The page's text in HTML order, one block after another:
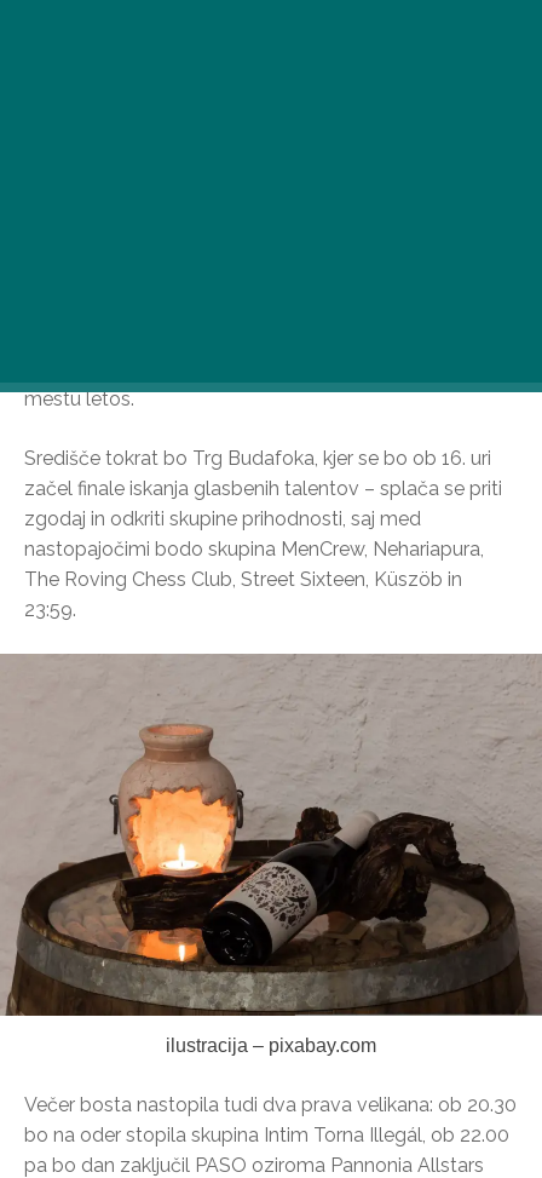
mestu letos.
Središče tokrat bo Trg Budafoka, kjer se bo ob 16. uri
začel finale iskanja glasbenih talentov – splača se priti
zgodaj in odkriti skupine prihodnosti, saj med
nastopajočimi bodo skupina MenCrew, Nehariapura,
The Roving Chess Club, Street Sixteen, Küszöb in
23:59.
ilustracija – pixabay.com
Večer bosta nastopila tudi dva prava velikana: ob 20.30
bo na oder stopila skupina Intim Torna Illegál, ob 22.00
pa bo dan zaključil PASO oziroma Pannonia Allstars